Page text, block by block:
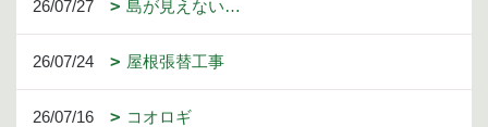
26/07/27 島が見えない…
26/07/24 屋根張替工事
26/07/16 コオロギ